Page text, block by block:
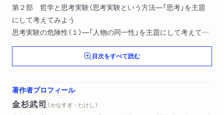
第２部 哲学と思考実験（思考実験という方法―「思考」を主題
にして考えてみよう
思考実験の危険性（１）―「人物の同一性」を主題にして考えてみ
よう
思考実験の危険性（２）―「善悪」を主題にして考えてみよう）
第３部 哲学は宗教や科学と何が違う？（哲学と宗教
科学とは？（２）―探究プログラム論から見る科学
哲学と科学）
目次をすべて読む
著作者プロフィール
金杉武司 （ かなすぎ・たけし ）